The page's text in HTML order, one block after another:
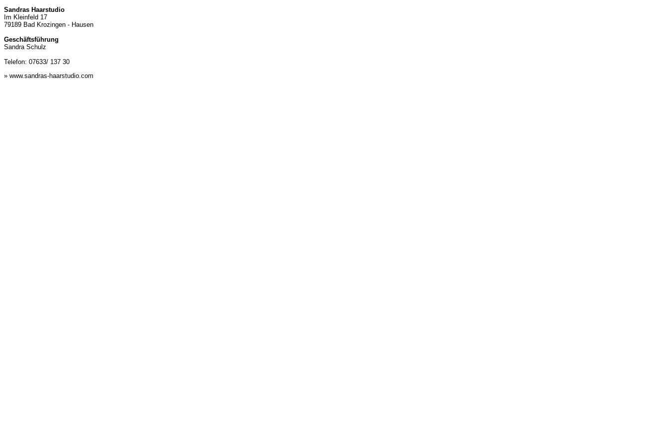
Sandras Haarstudio
Im Kleinfeld 17
79189 Bad Krozingen - Hausen
Geschäftsführung
Sandra Schulz
Telefon: 07633/ 137 30
» www.sandras-haarstudio.com